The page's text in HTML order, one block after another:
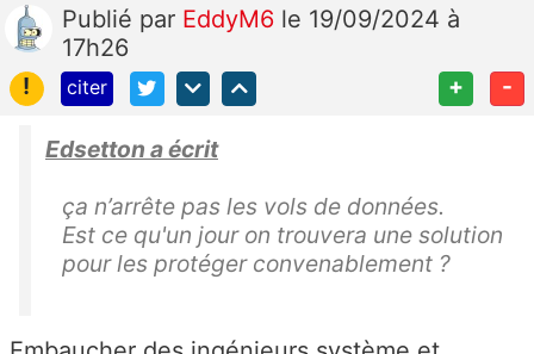
Publié par EddyM6 le 19/09/2024 à
17h26
!
citer + -
Edsetton a écrit
ça n’arrête pas les vols de données.
Est ce qu'un jour on trouvera une solution
pour les protéger convenablement ?